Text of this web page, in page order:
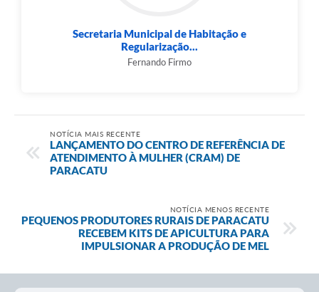
Secretaria Municipal de Habitação e
Regularização...
Fernando Firmo
NOTÍCIA MAIS RECENTE
LANÇAMENTO DO CENTRO DE REFERÊNCIA DE
ATENDIMENTO À MULHER (CRAM) DE
PARACATU
NOTÍCIA MENOS RECENTE
PEQUENOS PRODUTORES RURAIS DE PARACATU
RECEBEM KITS DE APICULTURA PARA
IMPULSIONAR A PRODUÇÃO DE MEL